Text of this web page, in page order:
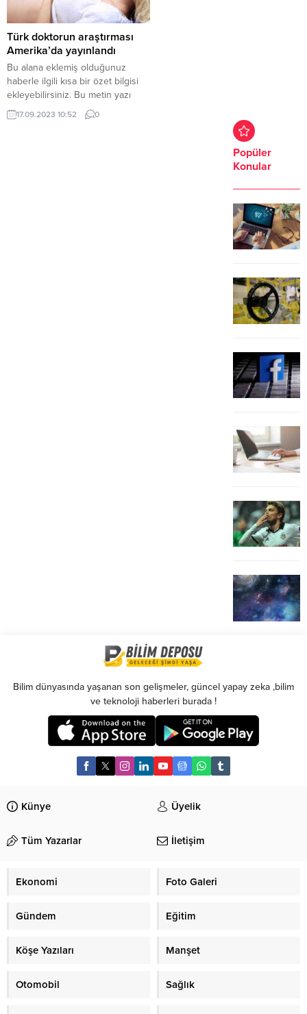
Türk doktorun araştırması
Amerika’da yayınlandı
Bu alana eklemiş olduğunuz
haberle ilgili kısa bir özet bilgisi
ekleyebilirsiniz. Bu metin yazı
düzenleme sayfasında “Özet”
bölümünden eklenebilir. Özet
17.09.2023 10:52 0
Popüler
Konular
Bilim dünyasında yaşanan son gelişmeler, güncel yapay zeka ,bilim
ve teknoloji haberleri burada !
Künye Üyelik
Tüm Yazarlar İletişim
Ekonomi Foto Galeri
Gündem Eğitim
Köşe Yazıları Manşet
Otomobil Sağlık